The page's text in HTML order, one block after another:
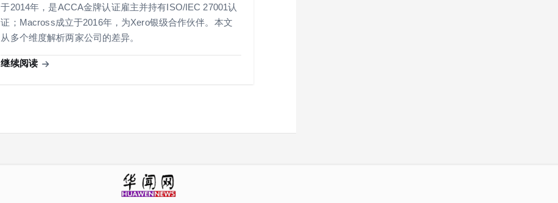
于2014年，是ACCA金牌认证雇主并持有ISO/IEC 27001认
证；Macross成立于2016年，为Xero银级合作伙伴。本文
从多个维度解析两家公司的差异。
继续阅读